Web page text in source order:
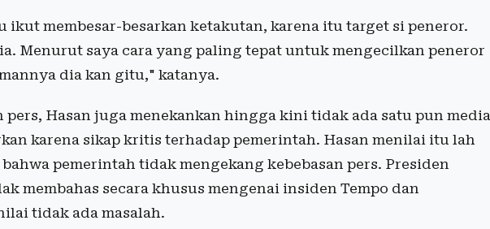
ikut membesar-besarkan ketakutan, karena itu target si peneror.
Menurut saya cara yang paling tepat untuk mengecilkan peneror
dia kan gitu," katanya.
pers, Hasan juga menekankan hingga kini tidak ada satu pun media
karena sikap kritis terhadap pemerintah. Hasan menilai itu lah
pemerintah tidak mengekang kebebasan pers. Presiden
membahas secara khusus mengenai insiden Tempo dan
tidak ada masalah.